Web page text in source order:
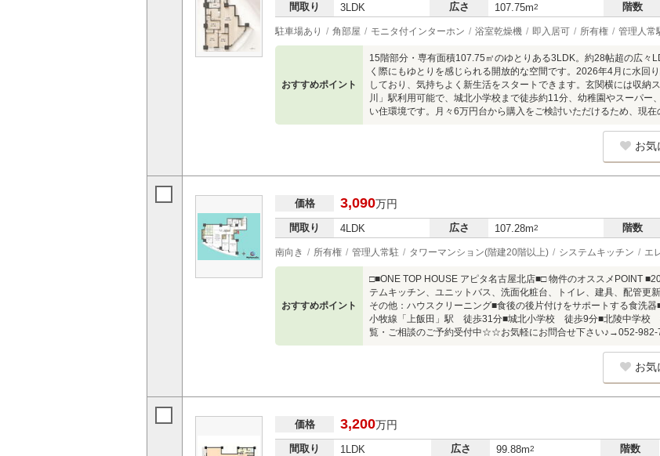
間取り 3LDK 広さ 107.75m2 階数
駐車場あり 角部屋 モニタ付インターホン 浴室乾燥機 即入居可 所有権 管理人常
おすすめポイント
15階部分・専有面積107.75㎡のゆとりある3LDK。約28帖超の広々
く際にもゆとりを感じられる開放的な空間です。2026年4月に水回
しており、気持ちよく新生活をスタートできます。玄関横には収納
川」駅利用可能で、城北小学校まで徒歩約11分、幼稚園やスーパー
い住環境です。月々6万円台から購入をご検討いただけるため、現
お気
価格 3,090万円
間取り 4LDK 広さ 107.28m2 階数
南向き 所有権 管理人常駐 タワーマンション(階建20階以上) システムキッチン エ
おすすめポイント
□■ONE TOP HOUSE アピタ名古屋北店■□ 物件のオススメPOINT
テムキッチン、ユニットバス、洗面化粧台、トイレ、建具、配管更
その他：ハウスクリーニング■食後の後片付けをサポートする食洗
小牧線「上飯田」駅 徒歩31分■城北小学校 徒歩9分■北陵中学
覧・ご相談のご予約受付中☆☆お気軽にお問合せ下さい♪→052-982-
お気
価格 3,200万円
間取り 1LDK 広さ 99.88m2 階数